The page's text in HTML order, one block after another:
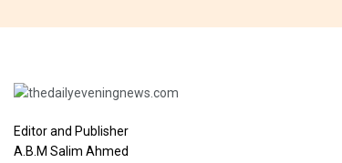
Editor and Publisher
A.B.M Salim Ahmed